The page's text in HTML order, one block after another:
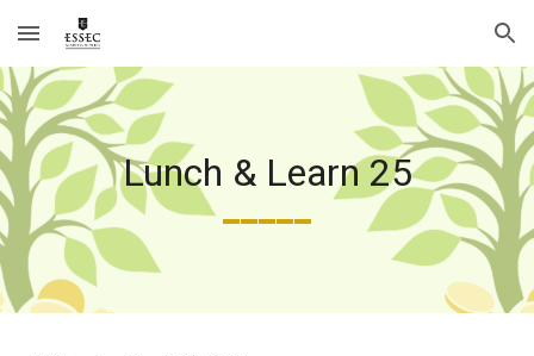
Skip to main content Skip to navigation
Lunch & Learn 25